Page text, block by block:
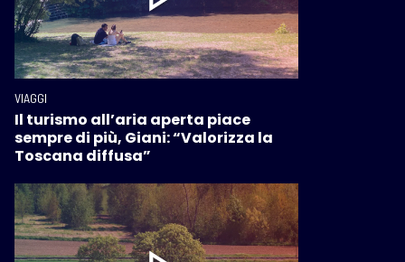
VIAGGI
Il turismo all’aria aperta piace
sempre di più, Giani: “Valorizza la
Toscana diffusa”